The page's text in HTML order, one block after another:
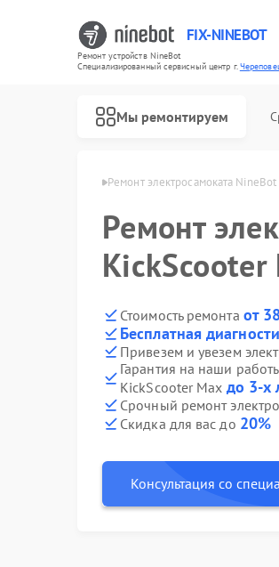
FIX-NINEBOT
Ремонт устройств NineBot
Специализированный cервисный центр г.
Мы ремонтируем
в Череповце Ремонт электросамоката
Ремонт
KickScooter
Стоимость ремонта от
Бесплатная
Привезем и увезем
Гарантия на наши
KickScooter Max до 3-х
Срочный ремонт
Скидка для вас до 20%
Консультация со